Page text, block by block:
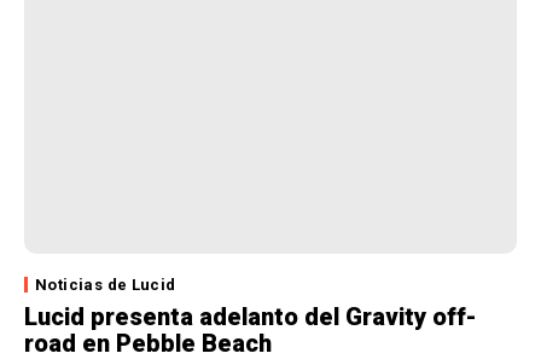
Noticias de Lucid
Lucid presenta adelanto del Gravity off-
road en Pebble Beach